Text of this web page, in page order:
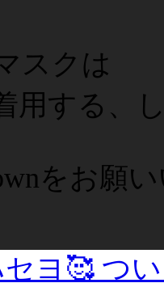
スクは
用する、
をお願